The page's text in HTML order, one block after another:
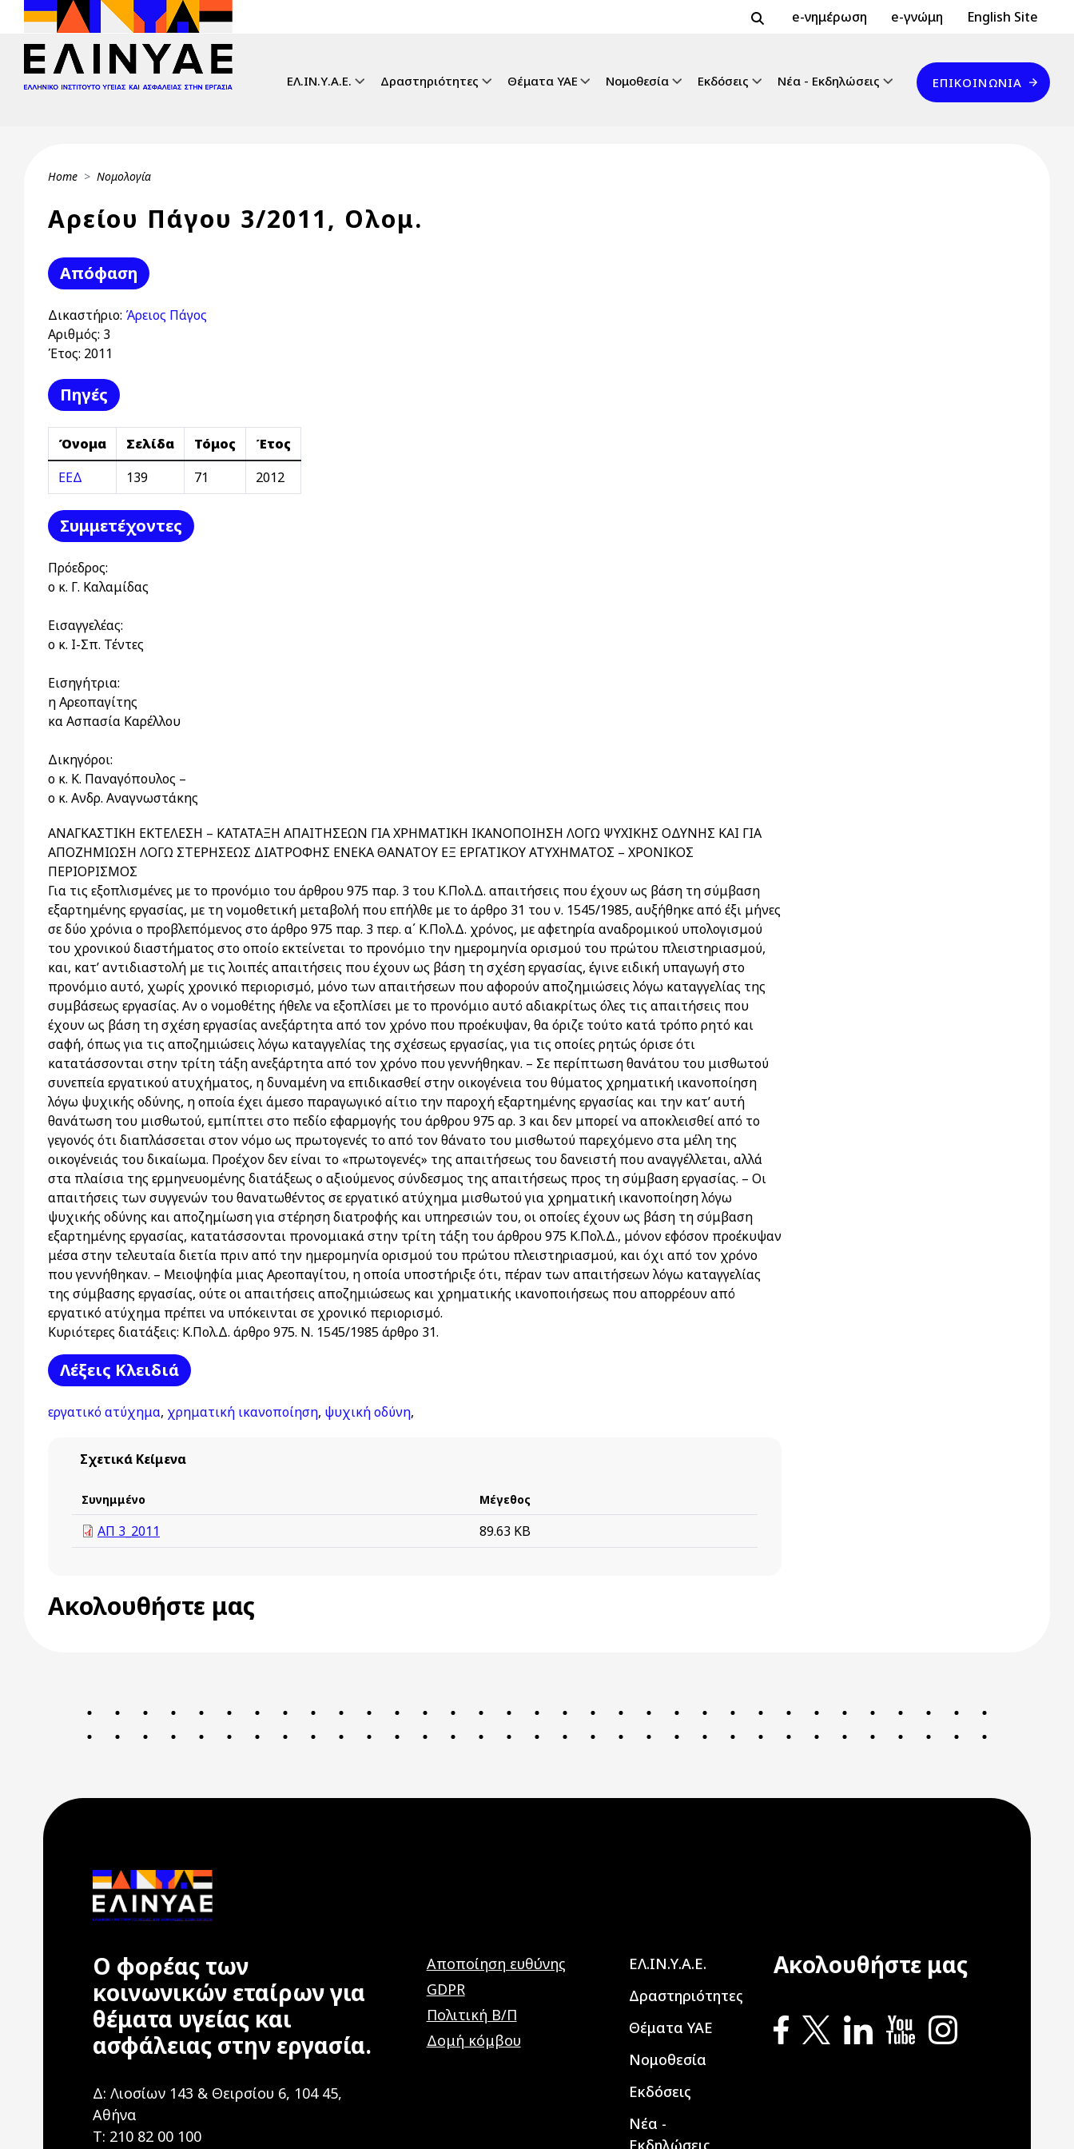
Skip to main content Header Top 2
e-νημέρωση e-γνώμη Header Top
English Site
ΕΛ.ΙΝ.Υ.Α.Ε. Δραστηριότητες Θέματα ΥΑΕ Νομοθεσία Εκδόσεις Νέα - Εκδηλώσεις
Επικοινωνία
ΕΠΙΚΟΙΝΩΝΊΑ
Breadcrumb
Home Νομολογία
Αρείου Πάγου 3/2011, Ολομ.
Απόφαση
Δικαστήριο: Άρειος Πάγος
Αριθμός: 3
Έτος: 2011
Πηγές
Όνομα Σελίδα Τόμος
Έτος
ΕΕΔ
139 71 2012
Συμμετέχοντες
Πρόεδρος:
ο κ. Γ. Καλαμίδας
Εισαγγελέας:
ο κ. Ι-Σπ. Τέντες
Εισηγήτρια:
η Αρεοπαγίτης
κα Ασπασία Καρέλλου
Δικηγόροι:
ο κ. Κ. Παναγόπουλος –
ο κ. Ανδρ. Αναγνωστάκης
ΑΝΑΓΚΑΣΤΙΚΗ ΕΚΤΕΛΕΣΗ – ΚΑΤΑΤΑΞΗ ΑΠΑΙΤΗΣΕΩΝ ΓΙΑ ΧΡΗΜΑΤΙΚΗ ΙΚΑΝΟΠΟΙΗΣΗ ΛΟΓΩ ΨΥΧΙΚΗΣ ΟΔΥΝΗΣ ΚΑΙ ΓΙΑ
ΑΠΟΖΗΜΙΩΣΗ ΛΟΓΩ ΣΤΕΡΗΣΕΩΣ ΔΙΑΤΡΟΦΗΣ ΕΝΕΚΑ ΘΑΝΑΤΟΥ ΕΞ ΕΡΓΑΤΙΚΟΥ ΑΤΥΧΗΜΑΤΟΣ – ΧΡΟΝΙΚΟΣ
ΠΕΡΙΟΡΙΣΜΟΣ
Για τις εξοπλισμένες με το προνόμιο του άρθρου 975 παρ. 3 του Κ.Πολ.Δ. απαιτήσεις που έχουν ως βάση τη σύμβαση
εξαρτημένης εργασίας, με τη νομοθετική μεταβολή που επήλθε με το άρθρο 31 του ν. 1545/1985, αυξήθηκε από έξι μήνες
σε δύο χρόνια ο προβλεπόμενος στο άρθρο 975 παρ. 3 περ. α΄ Κ.Πολ.Δ. χρόνος, με αφετηρία αναδρομικού υπολογισμού
του χρονικού διαστήματος στο οποίο εκτείνεται το προνόμιο την ημερομηνία ορισμού του πρώτου πλειστηριασμού,
και, κατ’ αντιδιαστολή με τις λοιπές απαιτήσεις που έχουν ως βάση τη σχέση εργασίας, έγινε ειδική υπαγωγή στο
προνόμιο αυτό, χωρίς χρονικό περιορισμό, μόνο των απαιτήσεων που αφορούν αποζημιώσεις λόγω καταγγελίας της
συμβάσεως εργασίας. Αν ο νομοθέτης ήθελε να εξοπλίσει με το προνόμιο αυτό αδιακρίτως όλες τις απαιτήσεις που
έχουν ως βάση τη σχέση εργασίας ανεξάρτητα από τον χρόνο που προέκυψαν, θα όριζε τούτο κατά τρόπο ρητό και
σαφή, όπως για τις αποζημιώσεις λόγω καταγγελίας της σχέσεως εργασίας, για τις οποίες ρητώς όρισε ότι
κατατάσσονται στην τρίτη τάξη ανεξάρτητα από τον χρόνο που γεννήθηκαν. – Σε περίπτωση θανάτου του μισθωτού
συνεπεία εργατικού ατυχήματος, η δυναμένη να επιδικασθεί στην οικογένεια του θύματος χρηματική ικανοποίηση
λόγω ψυχικής οδύνης, η οποία έχει άμεσο παραγωγικό αίτιο την παροχή εξαρτημένης εργασίας και την κατ’ αυτή
θανάτωση του μισθωτού, εμπίπτει στο πεδίο εφαρμογής του άρθρου 975 αρ. 3 και δεν μπορεί να αποκλεισθεί από το
γεγονός ότι διαπλάσσεται στον νόμο ως πρωτογενές το από τον θάνατο του μισθωτού παρεχόμενο στα μέλη της
οικογένειάς του δικαίωμα. Προέχον δεν είναι το «πρωτογενές» της απαιτήσεως του δανειστή που αναγγέλλεται, αλλά
στα πλαίσια της ερμηνευομένης διατάξεως ο αξιούμενος σύνδεσμος της απαιτήσεως προς τη σύμβαση εργασίας. – Οι
απαιτήσεις των συγγενών του θανατωθέντος σε εργατικό ατύχημα μισθωτού για χρηματική ικανοποίηση λόγω
ψυχικής οδύνης και αποζημίωση για στέρηση διατροφής και υπηρεσιών του, οι οποίες έχουν ως βάση τη σύμβαση
εξαρτημένης εργασίας, κατατάσσονται προνομιακά στην τρίτη τάξη του άρθρου 975 Κ.Πολ.Δ., μόνον εφόσον προέκυψαν
μέσα στην τελευταία διετία πριν από την ημερομηνία ορισμού του πρώτου πλειστηριασμού, και όχι από τον χρόνο
που γεννήθηκαν. – Μειοψηφία μιας Αρεοπαγίτου, η οποία υποστήριξε ότι, πέραν των απαιτήσεων λόγω καταγγελίας
της σύμβασης εργασίας, ούτε οι απαιτήσεις αποζημιώσεως και χρηματικής ικανοποιήσεως που απορρέουν από
εργατικό ατύχημα πρέπει να υπόκεινται σε χρονικό περιορισμό.
Κυριότερες διατάξεις: Κ.Πολ.Δ. άρθρο 975. Ν. 1545/1985 άρθρο 31.
Λέξεις Kλειδιά
εργατικό ατύχημα, χρηματική ικανοποίηση, ψυχική οδύνη,
Σχετικά Κείμενα
Συνημμένο Μέγεθος
ΑΠ 3_2011 89.63 KB
Ακολουθήστε μας
Ο φορέας των
κοινωνικών εταίρων για
θέματα υγείας και
ασφάλειας στην εργασία.
Δ: Λιοσίων 143 & Θειρσίου 6, 104 45,
Αθήνα
T: 210 82 00 100
Αποποίηση ευθύνης
GDPR
Πολιτική Β/Π
Δομή κόμβου
Main navigation
ΕΛ.ΙΝ.Υ.Α.Ε.
Δραστηριότητες
Θέματα ΥΑΕ
Νομοθεσία
Εκδόσεις
Νέα -
Ακολουθήστε μας